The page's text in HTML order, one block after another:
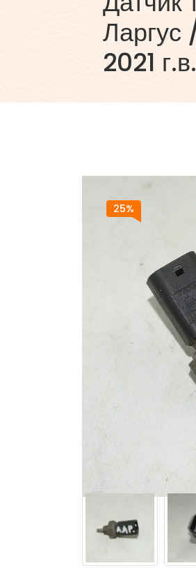
2021 г.в.
25%